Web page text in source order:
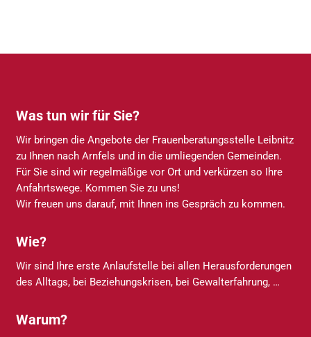
Was tun wir für Sie?
Wir bringen die Angebote der Frauenberatungsstelle Leibnitz
zu Ihnen nach Arnfels und in die umliegenden Gemeinden.
Für Sie sind wir regelmäßige vor Ort und verkürzen so Ihre
Anfahrtswege. Kommen Sie zu uns!
Wir freuen uns darauf, mit Ihnen ins Gespräch zu kommen.
Wie?
Wir sind Ihre erste Anlaufstelle bei allen Herausforderungen
des Alltags, bei Beziehungskrisen, bei Gewalterfahrung, …
Warum?